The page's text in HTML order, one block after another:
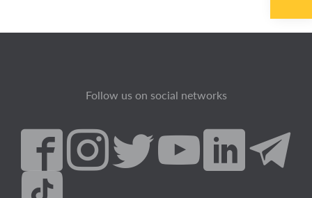
Follow us on social networks